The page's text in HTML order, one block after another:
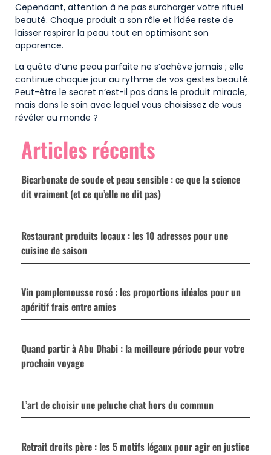
Cependant, attention à ne pas surcharger votre rituel
beauté. Chaque produit a son rôle et l’idée reste de
laisser respirer la peau tout en optimisant son
apparence.
La quête d’une peau parfaite ne s’achève jamais ; elle
continue chaque jour au rythme de vos gestes beauté.
Peut-être le secret n’est-il pas dans le produit miracle,
mais dans le soin avec lequel vous choisissez de vous
révéler au monde ?
Articles récents
Bicarbonate de soude et peau sensible : ce que la science
dit vraiment (et ce qu’elle ne dit pas)
Restaurant produits locaux : les 10 adresses pour une
cuisine de saison
Vin pamplemousse rosé : les proportions idéales pour un
apéritif frais entre amies
Quand partir à Abu Dhabi : la meilleure période pour votre
prochain voyage
L’art de choisir une peluche chat hors du commun
Retrait droits père : les 5 motifs légaux pour agir en justice